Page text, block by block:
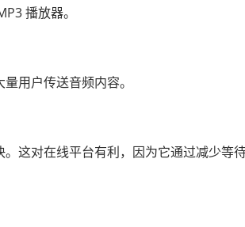
播放器。
用户传送音频内容。
这对在线平台有利，因为它通过减少等